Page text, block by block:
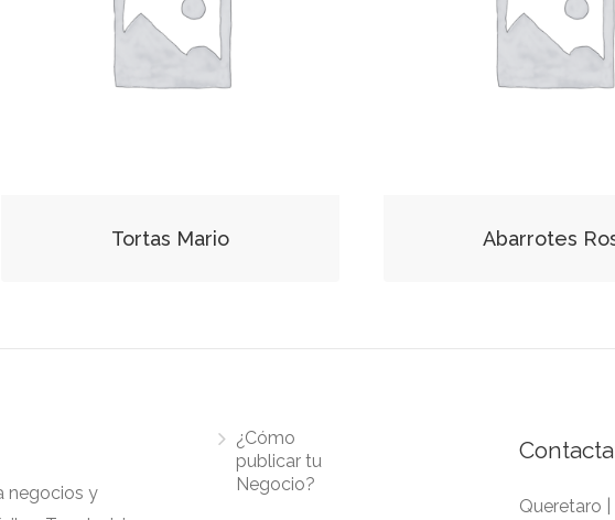
Tortas Mario Abarrotes
negocios y
¿Cómo
publicar tu
Negocio?
Queretaro